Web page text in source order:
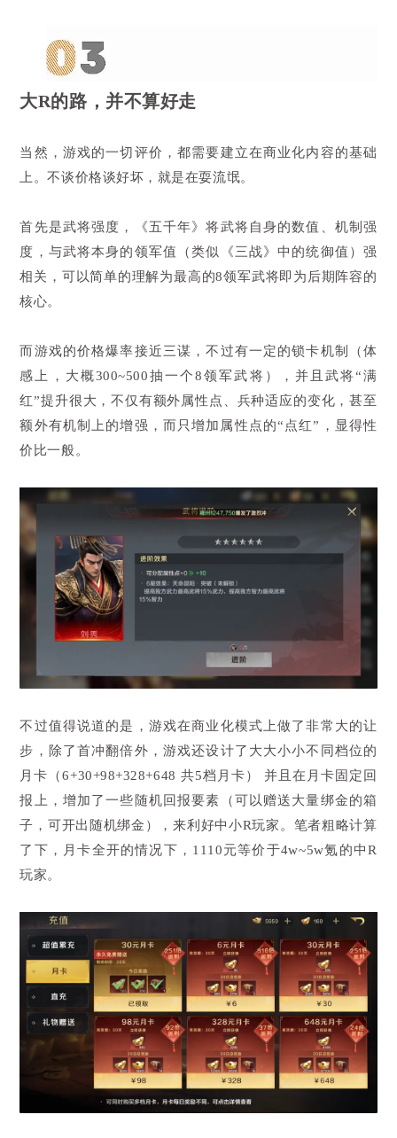
大R的路，并不算好走
当然，游戏的一切评价，都需要建立在商业化内容的基础
上。不谈价格谈好坏，就是在耍流氓。
首先是武将强度，《五千年》将武将自身的数值、机制强
度，与武将本身的领军值（类似《三战》中的统御值）强
相关，可以简单的理解为最高的8领军武将即为后期阵容的
核心。
而游戏的价格爆率接近三谋，不过有一定的锁卡机制（体
感上，大概300~500抽一个8领军武将），并且武将“满
红”提升很大，不仅有额外属性点、兵种适应的变化，甚至
额外有机制上的增强，而只增加属性点的“点红”，显得性
价比一般。
不过值得说道的是，游戏在商业化模式上做了非常大的让
步，除了首冲翻倍外，游戏还设计了大大小小不同档位的
月卡（6+30+98+328+648 共5档月卡） 并且在月卡固定回
报上，增加了一些随机回报要素（可以赠送大量绑金的箱
子，可开出随机绑金），来利好中小R玩家。笔者粗略计算
了下，月卡全开的情况下，1110元等价于4w~5w氪的中R
玩家。